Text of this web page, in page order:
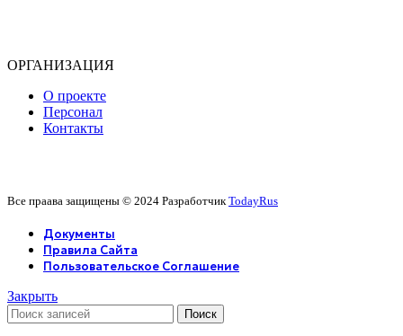
ОРГАНИЗАЦИЯ
О проекте
Персонал
Контакты
Все праава защищены © 2024 Разработчик TodayRus
Документы
Правила Сайта
Пользовательское Соглашение
Закрыть
Поиск